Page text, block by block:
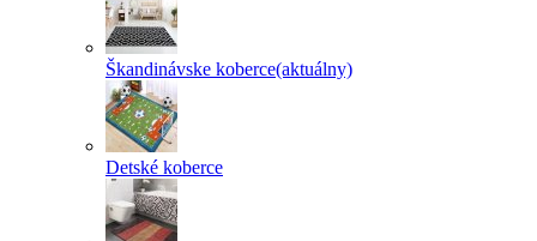
Škandinávske koberce(aktuálny)
Detské koberce